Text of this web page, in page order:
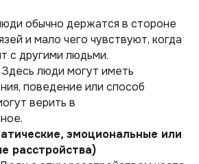
обычно держатся в стороне
и мало чего чувствуют, когда
с другими людьми.
люди могут иметь
поведение или способ
верить в
эмоциональные или
расстройства)